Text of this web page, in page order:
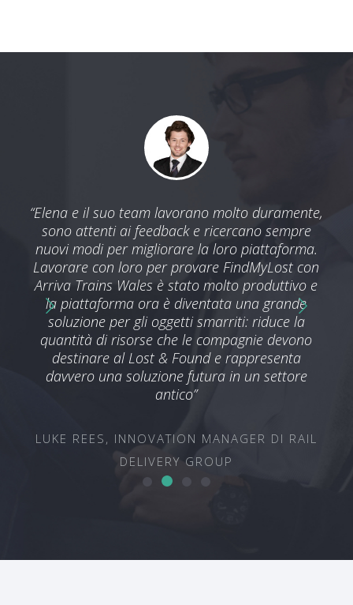
“Elena e il suo team lavorano molto duramente,
sono attenti ai feedback e ricercano sempre
nuovi modi per migliorare la loro piattaforma.
Lavorare con loro per provare FindMyLost con
Arriva Trains Wales è stato molto produttivo e
la piattaforma ora è diventata una grande
soluzione per gli oggetti smarriti: riduce la
quantità di risorse che le compagnie devono
destinare al Lost & Found e rappresenta
davvero una soluzione futura in un settore
antico”
LUKE REES, INNOVATION MANAGER DI RAIL
DELIVERY GROUP